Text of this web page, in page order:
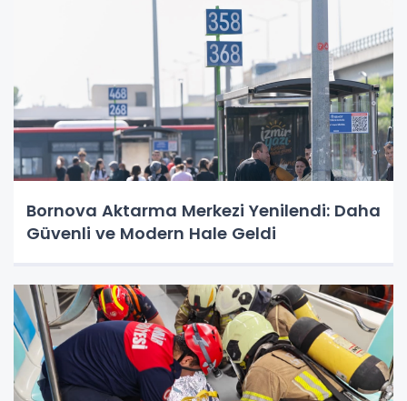
Bornova Aktarma Merkezi Yenilendi: Daha
Güvenli ve Modern Hale Geldi